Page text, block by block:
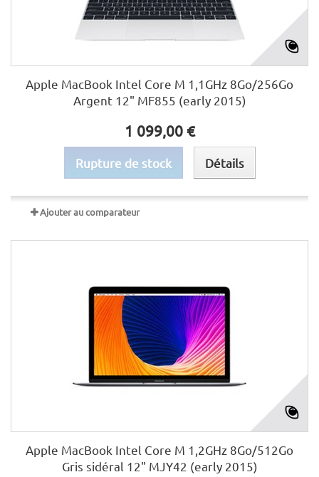
Apple MacBook Intel Core M 1,1GHz 8Go/256Go
Argent 12" MF855 (early 2015)
1 099,00 €
Rupture de stock Détails
Ajouter au comparateur
Apple MacBook Intel Core M 1,2GHz 8Go/512Go
Gris sidéral 12" MJY42 (early 2015)